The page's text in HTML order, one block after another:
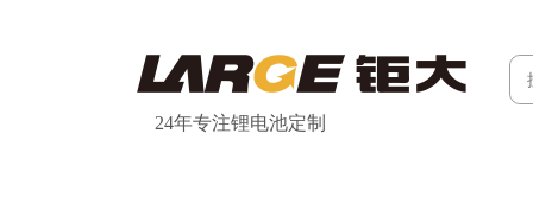
24年专注锂电池定制